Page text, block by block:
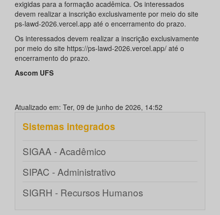
exigidas para a formação acadêmica. Os interessados
devem realizar a inscrição exclusivamente por meio do site
ps-lawd-2026.vercel.app até o encerramento do prazo.
Os interessados devem realizar a inscrição exclusivamente
por meio do site https://ps-lawd-2026.vercel.app/ até o
encerramento do prazo.
Ascom UFS
Atualizado em: Ter, 09 de junho de 2026, 14:52
Sistemas integrados
SIGAA - Acadêmico
SIPAC - Administrativo
SIGRH - Recursos Humanos